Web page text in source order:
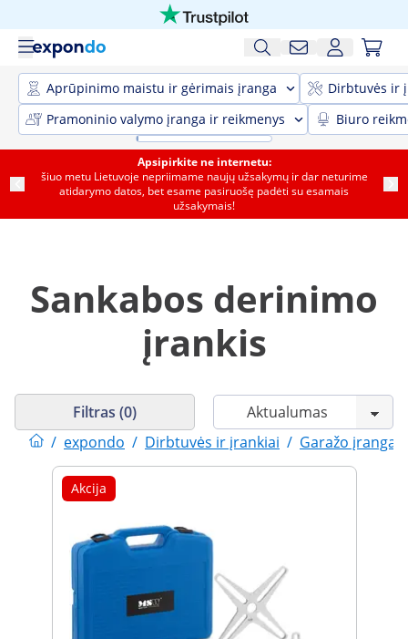
Aprūpinimo maistu ir gėrimais įranga
Dirbtuvės ir
Pramoninio valymo įranga ir reikmenys
Biuro
Apsipirkite ne internetu:
šiuo metu Lietuvoje nepriimame naujų užsakymų ir dar neturime
atidarymo datos, bet esame pasiruošę padėti su esamais
užsakymais!
Sankabos derinimo
įrankis
/ expondo / Dirbtuvės ir įrankiai / Garažo įranga
Filtras (0)
Akcija